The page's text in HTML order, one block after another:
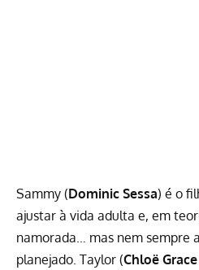
Sammy (Dominic Sessa) é o
ajustar à vida adulta e, em
namorada… mas nem sempre
planejado. Taylor (Chloë